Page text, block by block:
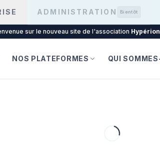
ADMINISTRATION Bientôt
sur le nouveau site de l'association Hypérion
NOS PLATEFORMES QUI